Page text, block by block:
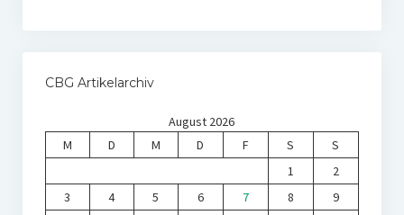
CBG Artikelarchiv
August 2026
M
D M D F S
S
1
2
3
4 5 6 7 8 9